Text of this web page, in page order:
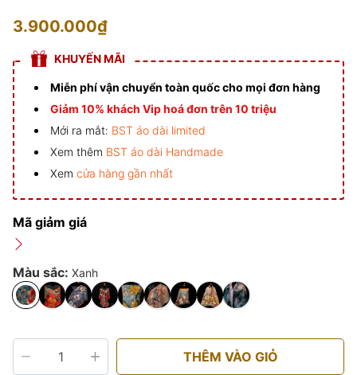
3.900.000₫
KHUYẾN MÃI
Miễn phí vận chuyển toàn quốc cho mọi đơn hàng
Giảm 10% khách Vip hoá đơn trên 10 triệu
Mới ra mắt: BST áo dài limited
Xem thêm BST áo dài Handmade
Xem cửa hàng gần nhất
Mã giảm giá
Màu sắc: Xanh
THÊM VÀO GIỎ